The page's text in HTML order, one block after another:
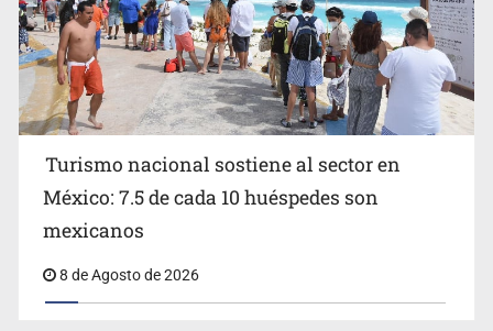
Belinda se corona como la más bella de 2026 en People
Turismo nacional sostiene al sector en
México: 7.5 de cada 10 huéspedes son
mexicanos
8 de Agosto de 2026